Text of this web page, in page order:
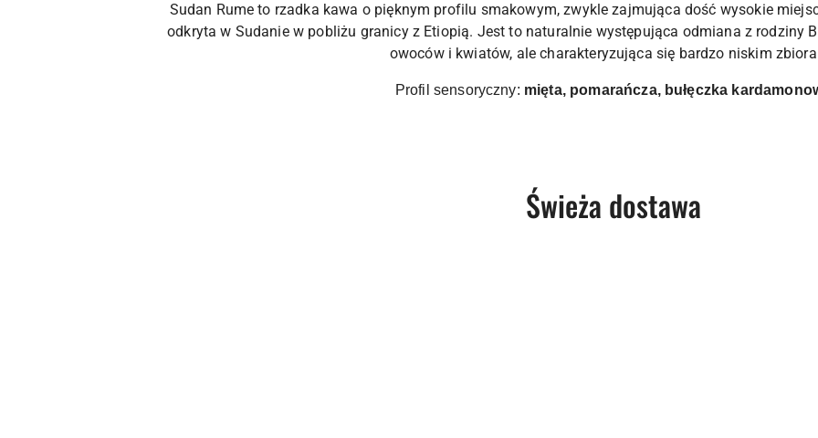
Sudan Rume to rzadka kawa o pięknym profilu smakowym, zwykle zajmująca dość wysokie
odkryta w Sudanie w pobliżu granicy z Etiopią. Jest to naturalnie występująca odmiana z rodziny
owoców i kwiatów, ale charakteryzująca się bardzo niskim
Profil sensoryczny: mięta, pomarańcza, bułęczka
Produkty
Świeża dostawa